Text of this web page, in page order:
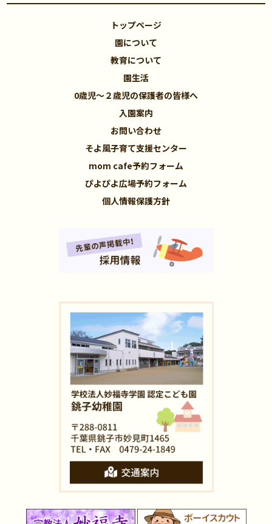
トップページ
園について
教育について
園生活
0歳児～２歳児の保護者の皆様へ
入園案内
お問い合わせ
そよ風子育て支援センター
mom cafe予約フォーム
ぴよぴよ広場予約フォーム
個人情報保護方針